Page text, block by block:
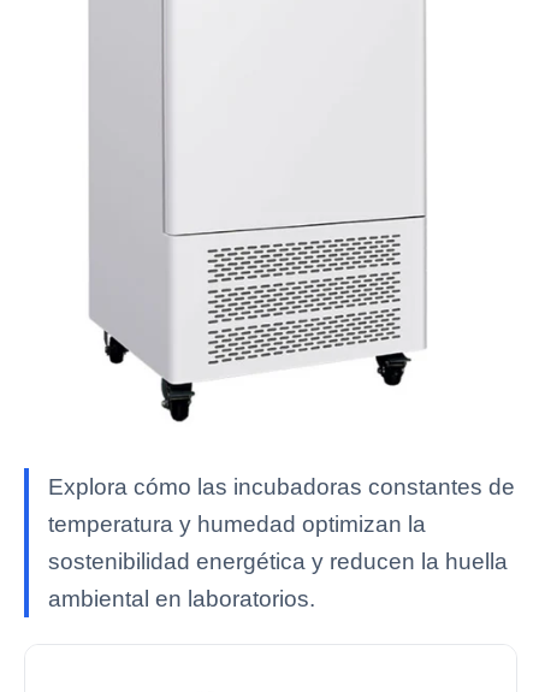
Explora cómo las incubadoras constantes de
temperatura y humedad optimizan la
sostenibilidad energética y reducen la huella
ambiental en laboratorios.